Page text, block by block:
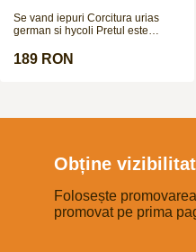
Se vand iepuri Corcitura urias
german si hycoli Pretul este
189 RON
Obține
Folosește
promovat pe prima